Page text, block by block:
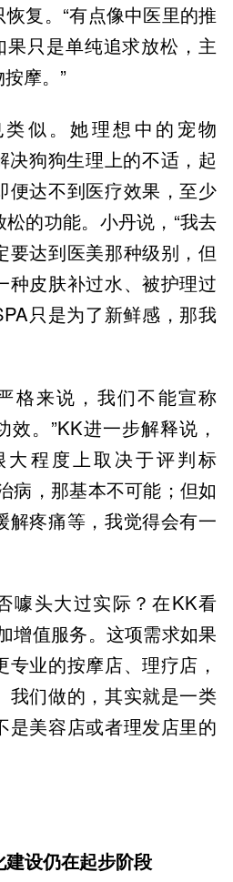
复。“有点像中医里的推
果只是单纯追求放松，主
摩。”
似。她理想中的宠物
决狗狗生理上的不适，起
便达不到医疗效果，至少
的功能。小丹说，“我去
要达到医美那种级别，但
种皮肤补过水、被护理过
只是为了新鲜感，那我
格来说，我们不能宣称
效。”KK进一步解释说，
程度上取决于评判标
病，那基本不可能；但如
解疼痛等，我觉得会有一
噱头大过实际？在KK看
增值服务。这项需求如果
业的按摩店、理疗店，
我们做的，其实就是一类
是美容店或者理发店里的
设仍在起步阶段